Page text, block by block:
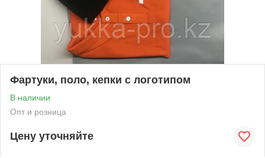
Фартуки, поло, кепки с логотипом
В наличии
Опт и розница
Цену уточняйте